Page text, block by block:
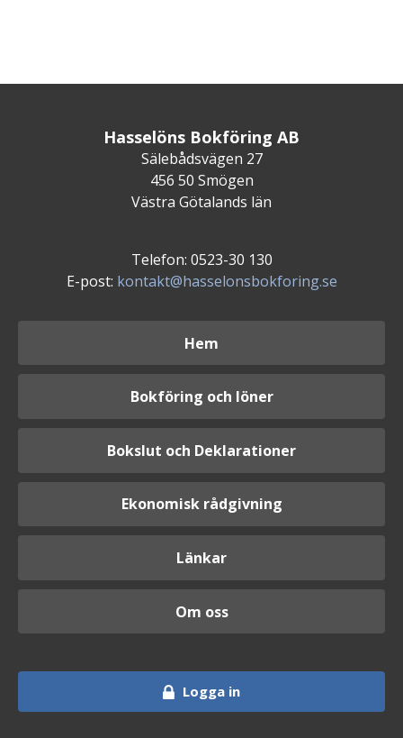
Hasselöns Bokföring AB
Sälebådsvägen 27
456 50 Smögen
Västra Götalands län
Telefon: 0523-30 130
E-post: kontakt@hasselonsbokforing.se
Hem
Bokföring och löner
Bokslut och Deklarationer
Ekonomisk rådgivning
Länkar
Om oss
Logga in